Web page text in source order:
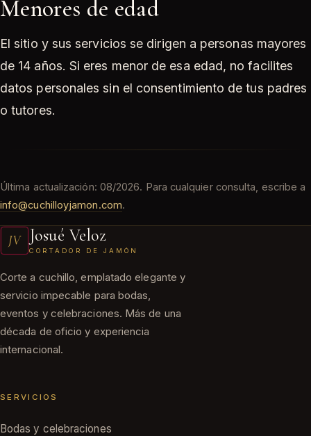
Menores de edad
El sitio y sus servicios se dirigen a personas mayores
de 14 años. Si eres menor de esa edad, no facilites
datos personales sin el consentimiento de tus padres
o tutores.
Última actualización: 08/2026. Para cualquier consulta, escribe a
info@cuchilloyjamon.com.
JV Josué Veloz
CORTADOR DE JAMÓN
Corte a cuchillo, emplatado elegante y
servicio impecable para bodas,
eventos y celebraciones. Más de una
década de oficio y experiencia
internacional.
SERVICIOS
Bodas y celebraciones